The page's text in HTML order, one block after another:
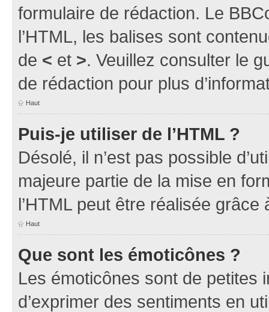
formulaire de rédaction. Le
l’HTML, les balises sont
de < et >. Veuillez consulter le
de rédaction pour plus
Haut
Puis-je utiliser de l’HTML ?
Désolé, il n’est pas possible
majeure partie de la mise en
l’HTML peut être réalisée grâce
Haut
Que sont les émoticônes ?
Les émoticônes sont de petites
d’exprimer des sentiments en